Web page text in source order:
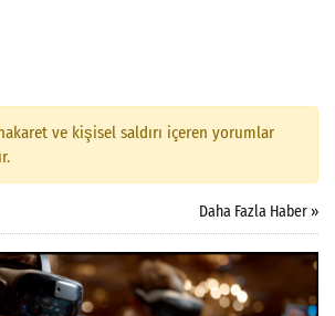
ve kişisel saldırı içeren yorumlar
Daha Fazla Haber »